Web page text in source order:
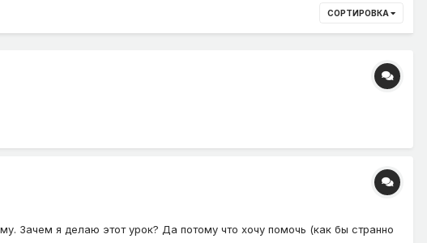
СОРТИРОВКА
Зачем я делаю этот урок? Да потому что хочу помочь (как бы странно